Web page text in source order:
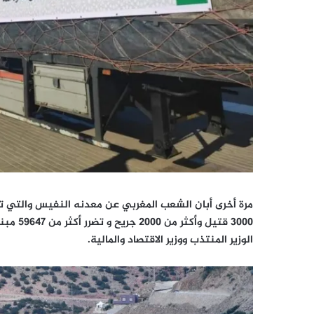
مرة أخرى أبان الشعب المغربي عن معدنه النفيس
الوزير المنتذب ووزير الاقتصاد والمالية.